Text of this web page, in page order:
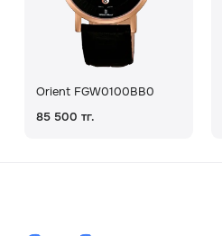
Orient FGW0100BB0
85 500 тг.